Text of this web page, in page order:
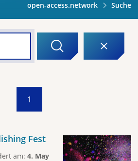
open-access.network Suche
1
Fest
am: 4. May